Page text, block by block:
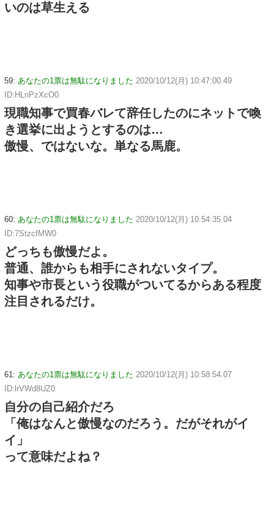
いのは草生える
59: あなたの1票は無駄になりました 2020/10/12(月) 10:47:00.49
ID:HLnPzXcO0
現職知事で買春バレて辞任したのにネットで喚
き選挙に出ようとするのは…
傲慢、ではないな。単なる馬鹿。
60: あなたの1票は無駄になりました 2020/10/12(月) 10:54:35.04
ID:7StzcfMW0
どっちも傲慢だよ。
普通、誰からも相手にされないタイプ。
知事や市長という役職がついてるからある程度
注目されるだけ。
61: あなたの1票は無駄になりました 2020/10/12(月) 10:58:54.07
ID:lrVWd8UZ0
自分の自己紹介だろ
「俺はなんと傲慢なのだろう。だがそれがイ
イ」
って意味だよね？